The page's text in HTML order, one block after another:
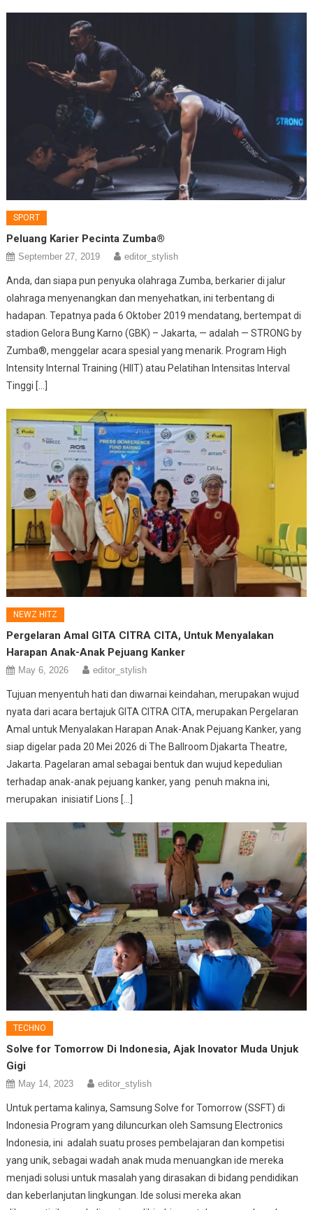
SPORT
Peluang Karier Pecinta Zumba®
September 27, 2019 editor_stylish
Anda, dan siapa pun penyuka olahraga Zumba, berkarier di jalur
olahraga menyenangkan dan menyehatkan, ini terbentang di
hadapan. Tepatnya pada 6 Oktober 2019 mendatang, bertempat di
stadion Gelora Bung Karno (GBK) – Jakarta, — adalah — STRONG by
Zumba®, menggelar acara spesial yang menarik. Program High
Intensity Internal Training (HIIT) atau Pelatihan Intensitas Interval
Tinggi […]
NEWZ HITZ
Pergelaran Amal GITA CITRA CITA, Untuk Menyalakan
Harapan Anak-Anak Pejuang Kanker
May 6, 2026 editor_stylish
Tujuan menyentuh hati dan diwarnai keindahan, merupakan wujud
nyata dari acara bertajuk GITA CITRA CITA, merupakan Pergelaran
Amal untuk Menyalakan Harapan Anak-Anak Pejuang Kanker, yang
siap digelar pada 20 Mei 2026 di The Ballroom Djakarta Theatre,
Jakarta. Pagelaran amal sebagai bentuk dan wujud kepedulian
terhadap anak-anak pejuang kanker, yang penuh makna ini,
merupakan inisiatif Lions […]
TECHNO
Solve for Tomorrow Di Indonesia, Ajak Inovator Muda Unjuk
Gigi
May 14, 2023 editor_stylish
Untuk pertama kalinya, Samsung Solve for Tomorrow (SSFT) di
Indonesia Program yang diluncurkan oleh Samsung Electronics
Indonesia, ini adalah suatu proses pembelajaran dan kompetisi
yang unik, sebagai wadah anak muda menuangkan ide mereka
menjadi solusi untuk masalah yang dirasakan di bidang pendidikan
dan keberlanjutan lingkungan. Ide solusi mereka akan